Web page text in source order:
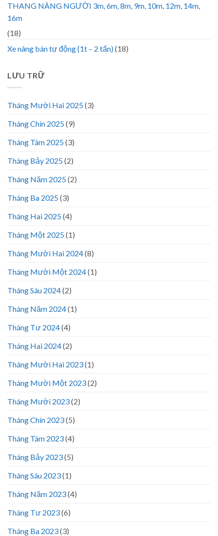
THANG NÂNG NGƯỜI 3m, 6m, 8m, 9m, 10m, 12m, 14m,
16m
(18)
Xe nâng bán tự động (1t – 2 tấn)(18)
LƯU TRỮ
Tháng Mười Hai 2025(3)
Tháng Chín 2025(9)
Tháng Tám 2025(3)
Tháng Bảy 2025(2)
Tháng Năm 2025(2)
Tháng Ba 2025(3)
Tháng Hai 2025(4)
Tháng Một 2025(1)
Tháng Mười Hai 2024(8)
Tháng Mười Một 2024(1)
Tháng Sáu 2024(2)
Tháng Năm 2024(1)
Tháng Tư 2024(4)
Tháng Hai 2024(2)
Tháng Mười Hai 2023(1)
Tháng Mười Một 2023(2)
Tháng Mười 2023(2)
Tháng Chín 2023(5)
Tháng Tám 2023(4)
Tháng Bảy 2023(5)
Tháng Sáu 2023(1)
Tháng Năm 2023(4)
Tháng Tư 2023(6)
Tháng Ba 2023(3)